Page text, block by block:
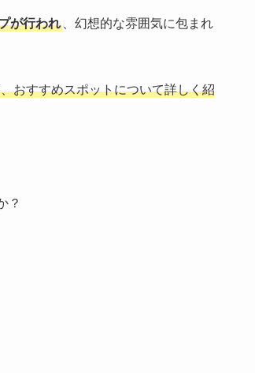
が行われ
、幻想的な雰囲気に包まれ
おすすめスポットについて詳しく紹
？